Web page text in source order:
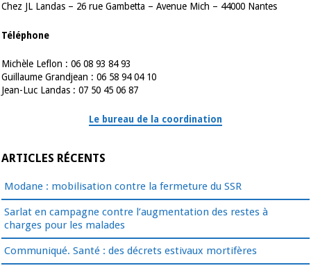
Chez JL Landas – 26 rue Gambetta – Avenue Mich – 44000 Nantes
Téléphone
Michèle Leflon : 06 08 93 84 93
Guillaume Grandjean : 06 58 94 04 10
Jean-Luc Landas : 07 50 45 06 87
Le bureau de la coordination
ARTICLES RÉCENTS
Modane : mobilisation contre la fermeture du SSR
Sarlat en campagne contre l’augmentation des restes à
charges pour les malades
Communiqué. Santé : des décrets estivaux mortifères